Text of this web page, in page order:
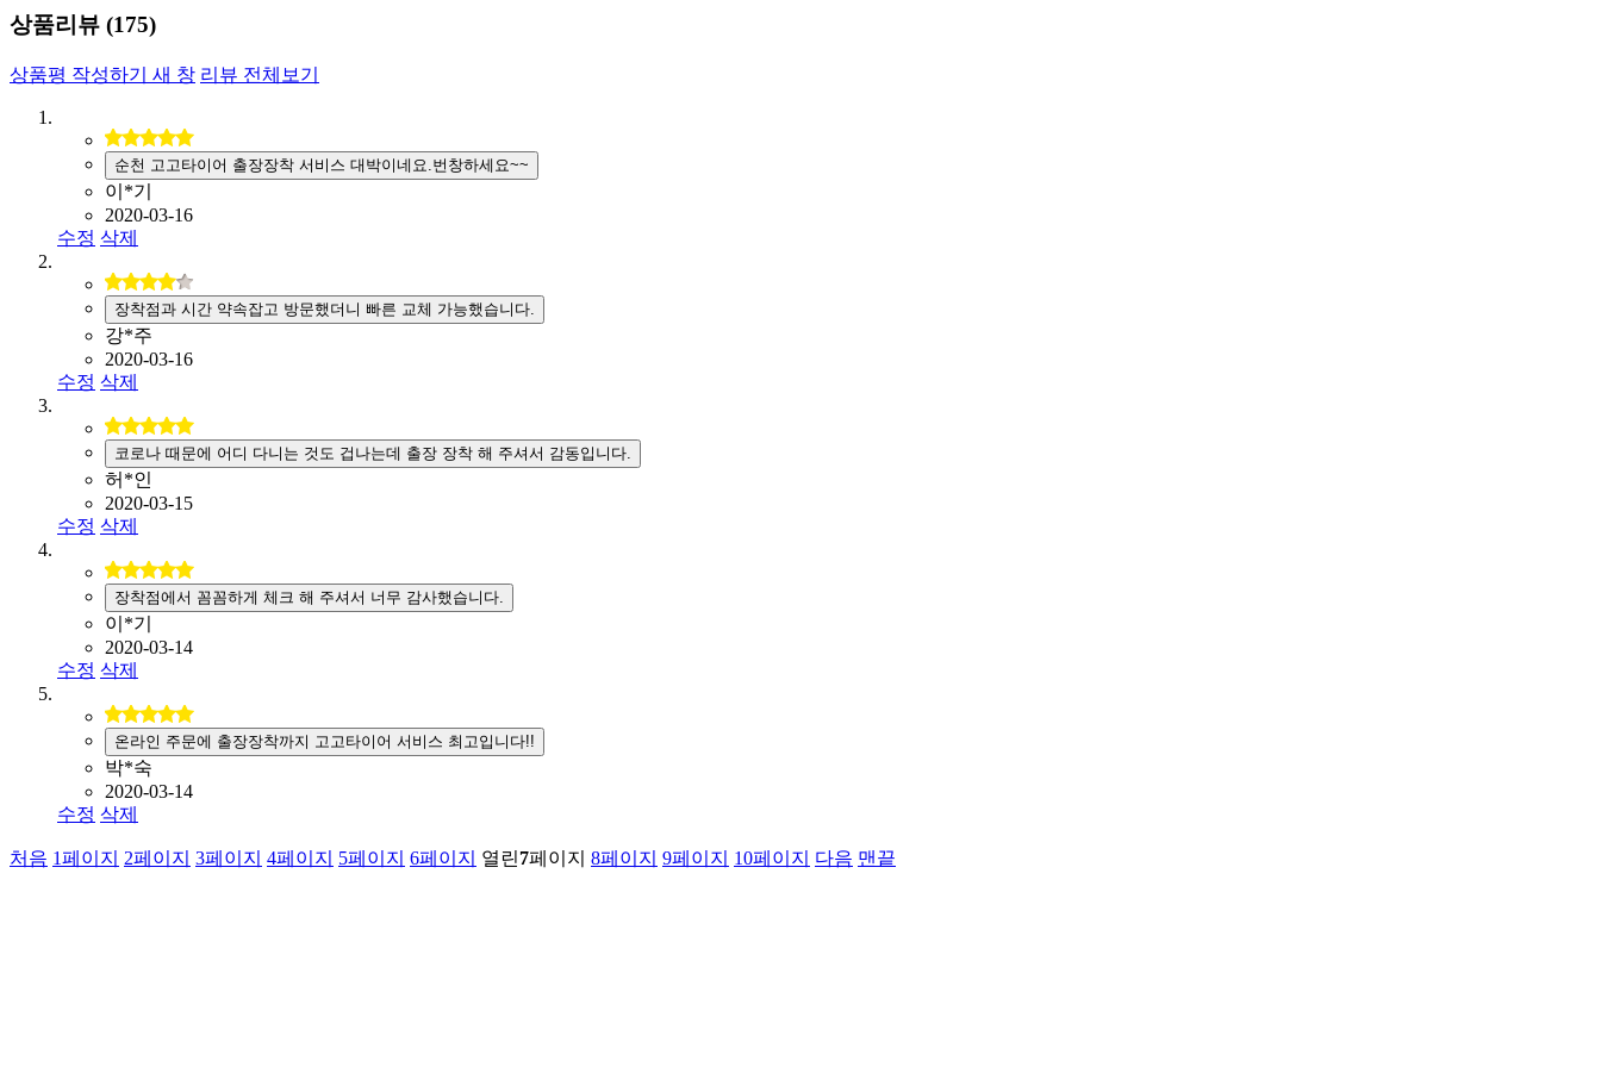
상품리뷰 (175)
상품평 작성하기 새 창 리뷰 전체보기
순천 고고타이어 출장장착 서비스 대박이네요.번창하세요~~
이*기
2020-03-16
수정 삭제
장착점과 시간 약속잡고 방문했더니 빠른 교체 가능했습니다.
강*주
2020-03-16
수정 삭제
코로나 때문에 어디 다니는 것도 겁나는데 출장 장착 해 주셔서 감동입니다.
허*인
2020-03-15
수정 삭제
장착점에서 꼼꼼하게 체크 해 주셔서 너무 감사했습니다.
이*기
2020-03-14
수정 삭제
온라인 주문에 출장장착까지 고고타이어 서비스 최고입니다!!
박*숙
2020-03-14
수정 삭제
처음 1페이지 2페이지 3페이지 4페이지 5페이지 6페이지 열린7페이지 8페이지 9페이지 10페이지 다음 맨끝